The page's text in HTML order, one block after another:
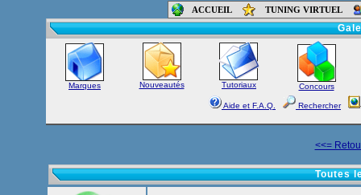
ACCUEIL TUNING VIRTUEL
Accueil-
Marques Nouveautés Tutoriaux Concours
Aide et F.A.Q. Rechercher
<<=
Toutes